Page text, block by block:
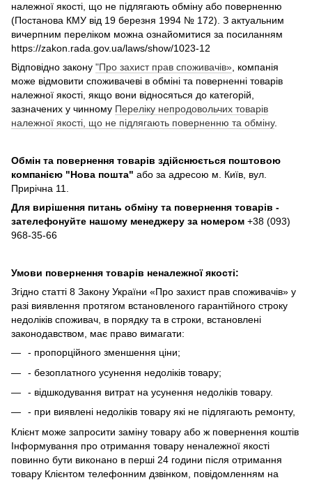
належної якості, що не підлягають обміну або поверненню
(Постанова КМУ від 19 березня 1994 № 172). З актуальним
вичерпним переліком можна ознайомитися за посиланням
https://zakon.rada.gov.ua/laws/show/1023-12
Відповідно закону "Про захист прав споживачів» , компанія
може відмовити споживачеві в обміні та поверненні товарів
належної якості, якщо вони відносяться до категорій,
зазначених у чинному Переліку непродовольчих товарів
належної якості, що не підлягають поверненню та обміну.
Обмін та повернення товарів здійснюється поштовою
компанією "Нова пошта" або за адресою м. Київ, вул.
Прирічна 11.
Для вирішення питань обміну та повернення товарів -
зателефонуйте нашому менеджеру за номером +38 (093)
968-35-66
Умови повернення товарів неналежної якості:
Згідно статті 8 Закону України «Про захист прав споживачів» у
разі виявлення протягом встановленого гарантійного строку
недоліків споживач, в порядку та в строки, встановлені
законодавством, має право вимагати:
- пропорційного зменшення ціни;
- безоплатного усунення недоліків товару;
- відшкодування витрат на усунення недоліків товару.
- при виявлені недоліків товару які не підлягають ремонту,
Клієнт може запросити заміну товару або ж повернення коштів
Інформування про отримання товару неналежної якості
повинно бути виконано в перші 24 години після отримання
товару Клієнтом телефонним дзвінком, повідомленням на